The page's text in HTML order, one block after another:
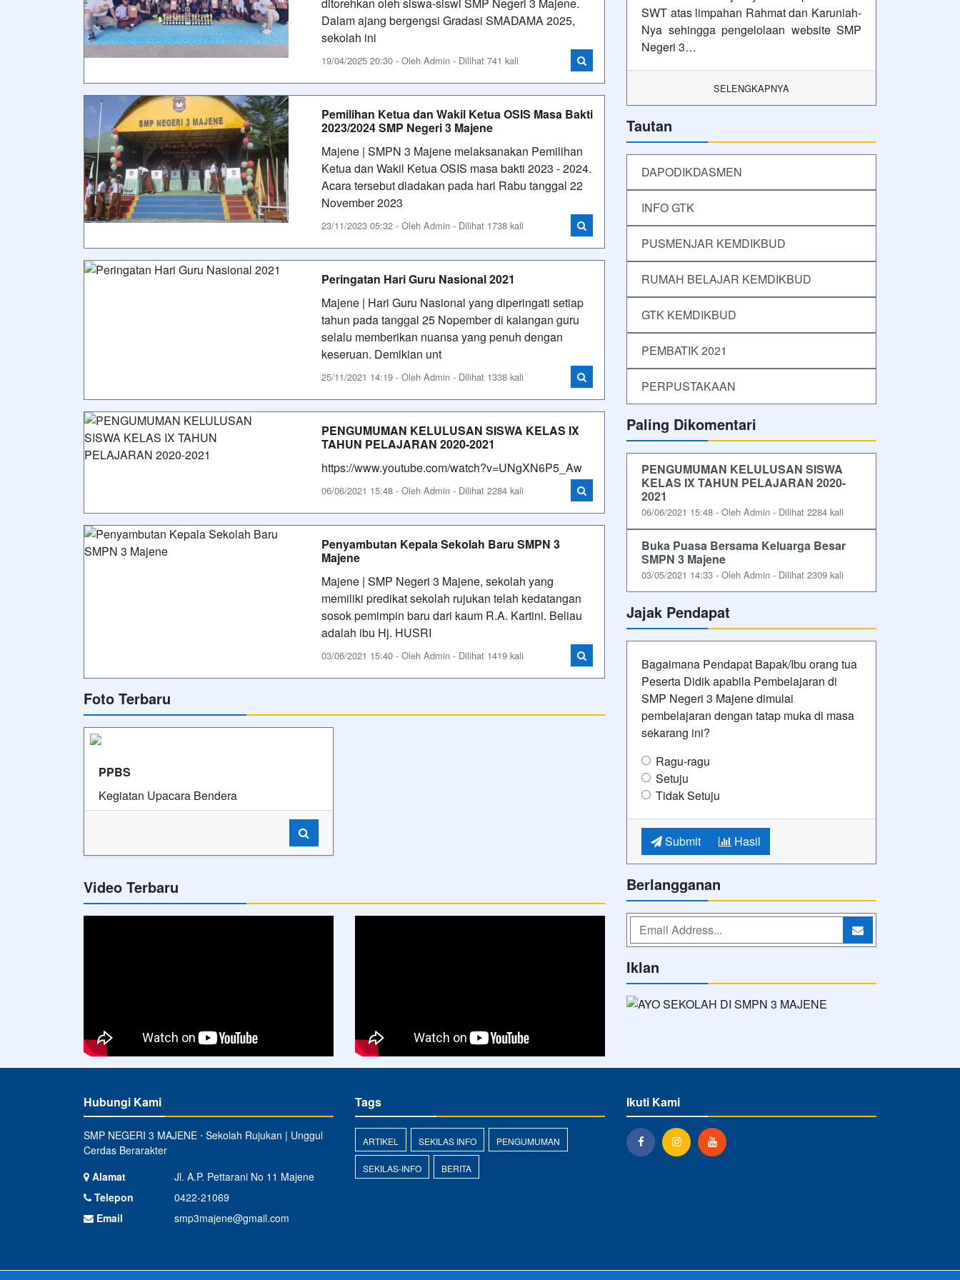
Dalam ajang bergengsi Gradasi SMADAMA 2025,
sekolah ini
19/04/2025 20:30 - Oleh Admin - Dilihat 741 kali
Pemilihan Ketua dan Wakil Ketua OSIS Masa Bakti
2023/2024 SMP Negeri 3 Majene
Majene | SMPN 3 Majene melaksanakan Pemilihan
Ketua dan Wakil Ketua OSIS masa bakti 2023 - 2024.
Acara tersebut diadakan pada hari Rabu tanggal 22
November 2023
23/11/2023 05:32 - Oleh Admin - Dilihat 1738 kali
Peringatan Hari Guru Nasional 2021
Majene | Hari Guru Nasional yang diperingati setiap
tahun pada tanggal 25 Nopember di kalangan guru
selalu memberikan nuansa yang penuh dengan
keseruan. Demikian unt
25/11/2021 14:19 - Oleh Admin - Dilihat 1338 kali
PENGUMUMAN KELULUSAN SISWA KELAS IX
TAHUN PELAJARAN 2020-2021
https://www.youtube.com/watch?v=UNgXN6P5_Aw
06/06/2021 15:48 - Oleh Admin - Dilihat 2284 kali
Penyambutan Kepala Sekolah Baru SMPN 3
Majene
Majene | SMP Negeri 3 Majene, sekolah yang
memiliki predikat sekolah rujukan telah kedatangan
sosok pemimpin baru dari kaum R.A. Kartini. Beliau
adalah ibu Hj. HUSRI
03/06/2021 15:40 - Oleh Admin - Dilihat 1419 kali
Foto Terbaru
PPBS
Kegiatan Upacara Bendera
Video Terbaru
SWT atas limpahan Rahmat dan Karuniah-
Nya sehingga pengelolaan website SMP
Negeri 3…
SELENGKAPNYA
Tautan
DAPODIKDASMEN
INFO GTK
PUSMENJAR KEMDIKBUD
RUMAH BELAJAR KEMDIKBUD
GTK KEMDIKBUD
PEMBATIK 2021
PERPUSTAKAAN
Paling Dikomentari
PENGUMUMAN KELULUSAN SISWA
KELAS IX TAHUN PELAJARAN 2020-
2021
06/06/2021 15:48 - Oleh Admin - Dilihat 2284 kali
Buka Puasa Bersama Keluarga Besar
SMPN 3 Majene
03/05/2021 14:33 - Oleh Admin - Dilihat 2309 kali
Jajak Pendapat
Bagaimana Pendapat Bapak/Ibu orang tua
Peserta Didik apabila Pembelajaran di
SMP Negeri 3 Majene dimulai
pembelajaran dengan tatap muka di masa
sekarang ini?
Ragu-ragu
Setuju
Tidak Setuju
Submit Hasil
Berlangganan
Iklan
Hubungi Kami
SMP NEGERI 3 MAJENE ⋅ Sekolah Rujukan | Unggul
Cerdas Berarakter
Alamat
Jl. A.P. Pettarani No 11 Majene
Telepon
0422-21069
Email
smp3majene@gmail.com
Tags
ARTIKEL SEKILAS INFO PENGUMUMAN
SEKILAS-INFO BERITA
Ikuti Kami